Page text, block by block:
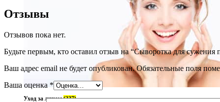
Уход за лицом(237)
Отзывы
Отзывов пока нет.
Будьте первым, кто оставил отзыв на “Сыворотка для
Ваш адрес email не будет опубликован. Обязательные поля
Ваша оценка *